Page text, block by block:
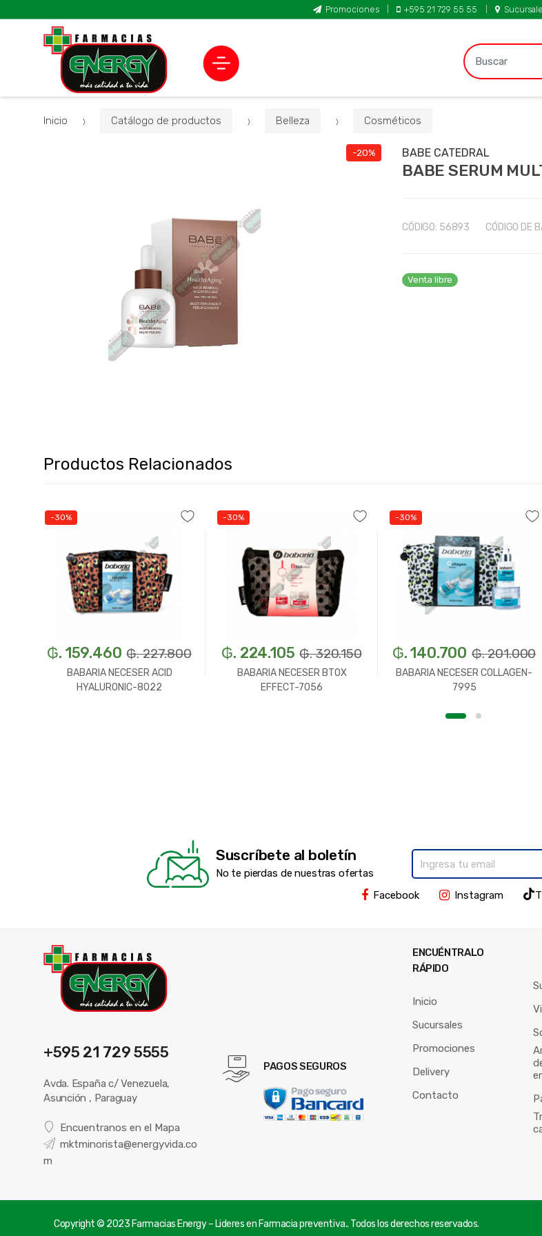
Promociones +595 21 729 55 55
B
u
c
p
o
Inicio Catálogo de productos Belleza Cosméticos
-20% BABE CATEDRAL
BABE SERUM
CÓDIGO: 56893 CÓDIGO DE
Venta libre
Productos Relacionados
-30%
₲. 159.460 ₲. 227.800
BABARIA NECESER ACID
HYALURONIC-8022
-30%
₲. 224.105 ₲. 320.150
BABARIA NECESER BTOX
EFFECT-7056
-30%
₲. 140.700 ₲. 201.000
BABARIA NECESER COLLAGEN-
7995
Suscríbete al boletín
No te pierdas de nuestras ofertas
Facebook Instagram
+595 21 729 5555
Avda. España c/ Venezuela,
Asunción , Paraguay
Encuentranos en el Mapa
mktminorista@energyvida.co
m
PAGOS SEGUROS
ENCUÉNTRALO
RÁPIDO
Inicio
Sucursales
Promociones
Delivery
Contacto
Copyright © 2023 Farmacias Energy – Lideres en Farmacia preventiva.. Todos los derechos reservados.